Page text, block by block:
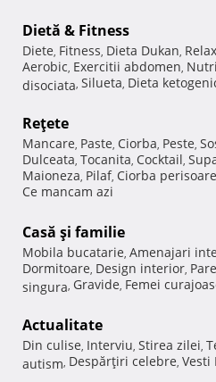
Dietă & Fitness
Diete, Fitness, Dieta Dukan,
Aerobic, Exercitii abdomen,
disociata, Silueta, Dieta
Reţete
Mancare, Paste, Ciorba, Peste,
Dulceata, Tocanita, Cocktail,
Maioneza, Pilaf, Ciorba perisoare
Ce mancam azi
Casă şi familie
Mobila bucatarie, Amenajari
Dormitoare, Design interior,
singura, Gravide, Femei
Actualitate
Din culise, Interviu, Stirea zilei,
autism, Despărţiri celebre, Vesti